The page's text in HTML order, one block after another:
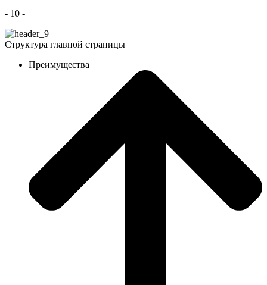
- 10 -
Структура главной страницы
Преимущества